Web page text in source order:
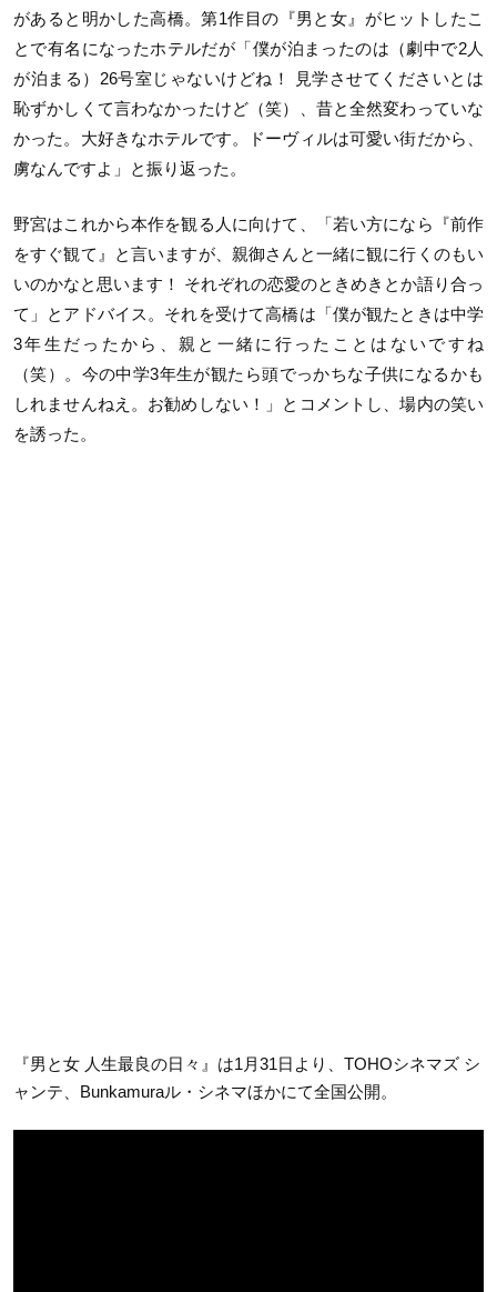
があると明かした高橋。第1作目の『男と女』がヒットしたこ
とで有名になったホテルだが「僕が泊まったのは（劇中で2人
が泊まる）26号室じゃないけどね！ 見学させてくださいとは
恥ずかしくて言わなかったけど（笑）、昔と全然変わっていな
かった。大好きなホテルです。ドーヴィルは可愛い街だから、
虜なんですよ」と振り返った。
野宮はこれから本作を観る人に向けて、「若い方になら『前作
をすぐ観て』と言いますが、親御さんと一緒に観に行くのもい
いのかなと思います！ それぞれの恋愛のときめきとか語り合っ
て」とアドバイス。それを受けて高橋は「僕が観たときは中学
3年生だったから、親と一緒に行ったことはないですね
（笑）。今の中学3年生が観たら頭でっかちな子供になるかも
しれませんねえ。お勧めしない！」とコメントし、場内の笑い
を誘った。
『男と女 人生最良の日々』は1月31日より、TOHOシネマズ シ
ャンテ、Bunkamuraル・シネマほかにて全国公開。